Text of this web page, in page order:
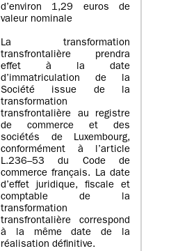
d’environ 1,29 euros de
valeur nominale
La transformation
transfrontalière prendra
effet à la date
d’immatriculation de la
Société issue de la
transformation
transfrontalière au registre
de commerce et des
sociétés de Luxembourg,
conformément à l’article
L.236–53 du Code de
commerce français. La date
d’effet juridique, fiscale et
comptable de la
transformation
transfrontalière correspond
à la même date de la
réalisation définitive.